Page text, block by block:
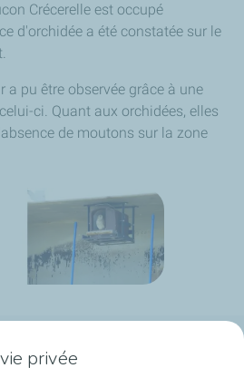
Crécerelle est occupé
d'orchidée a été constatée sur le
a pu être observée grâce à une
ci. Quant aux orchidées, elles
de moutons sur la zone
privée